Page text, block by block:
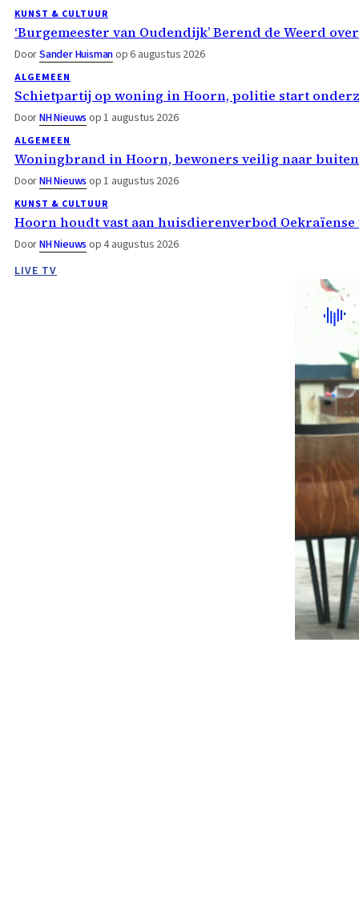
KUNST & CULTUUR
‘Burgemeester van Oudendijk’ Berend de Weerd
DoorSander Huismanop 6 augustus 2026
ALGEMEEN
Schietpartij op woning in Hoorn, politie start
DoorNH Nieuws op 1 augustus 2026
ALGEMEEN
Woningbrand in Hoorn, bewoners veilig naar buiten
DoorNH Nieuws op 1 augustus 2026
KUNST & CULTUUR
Hoorn houdt vast aan huisdierenverbod
DoorNH Nieuws op 4 augustus 2026
LIVE TV